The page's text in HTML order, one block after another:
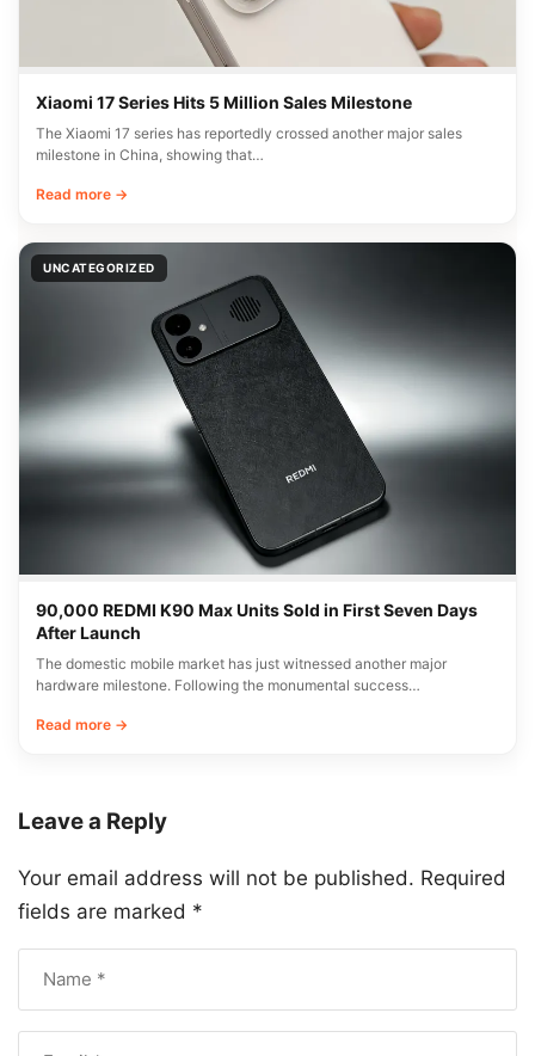
Xiaomi 17 Series Hits 5 Million Sales Milestone
The Xiaomi 17 series has reportedly crossed another major sales
milestone in China, showing that…
Read more →
UNCATEGORIZED
90,000 REDMI K90 Max Units Sold in First Seven Days
After Launch
The domestic mobile market has just witnessed another major
hardware milestone. Following the monumental success…
Read more →
Leave a Reply
Your email address will not be published. Required
fields are marked *